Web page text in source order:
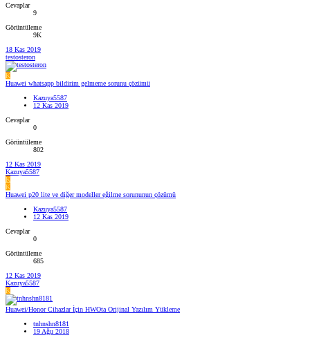
Cevaplar
9
Görüntüleme
9K
18 Kas 2019
testosteron
K
Huawei whatsapp bildirim gelmeme sorunu çözümü
Kazuya5587
12 Kas 2019
Cevaplar
0
Görüntüleme
802
12 Kas 2019
Kazuya5587
K
K
Huawei p20 lite ve diğer modeller eğilme sorununun çözümü
Kazuya5587
12 Kas 2019
Cevaplar
0
Görüntüleme
685
12 Kas 2019
Kazuya5587
K
Huawei/Honor Cihazlar İçin HWOta Orijinal Yazılım Yükleme
tnhnshn8181
19 Ağu 2018